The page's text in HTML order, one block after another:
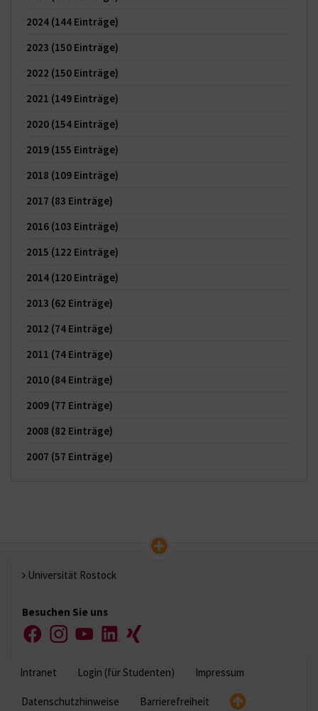
2024 (144 Einträge)
2023 (150 Einträge)
2022 (150 Einträge)
2021 (149 Einträge)
2020 (154 Einträge)
2019 (155 Einträge)
2018 (109 Einträge)
2017 (83 Einträge)
2016 (103 Einträge)
2015 (122 Einträge)
2014 (120 Einträge)
2013 (62 Einträge)
2012 (74 Einträge)
2011 (74 Einträge)
2010 (84 Einträge)
2009 (77 Einträge)
2008 (82 Einträge)
2007 (57 Einträge)
Universität Rostock
Besuchen Sie uns
FacebookInstagramYouTubeLinkedIn
Xing
Intranet Login (für Studenten) Impressum
Datenschutzhinweise Barrierefreiheit